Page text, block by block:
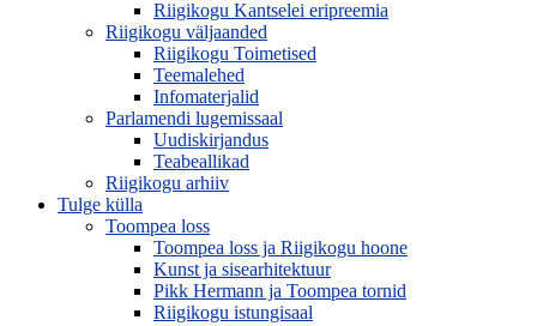
Riigikogu Kantselei eripreemia
Riigikogu väljaanded
Riigikogu Toimetised
Teemalehed
Infomaterjalid
Parlamendi lugemissaal
Uudiskirjandus
Teabeallikad
Riigikogu arhiiv
Tulge külla
Toompea loss
Toompea loss ja Riigikogu hoone
Kunst ja sisearhitektuur
Pikk Hermann ja Toompea tornid
Riigikogu istungisaal